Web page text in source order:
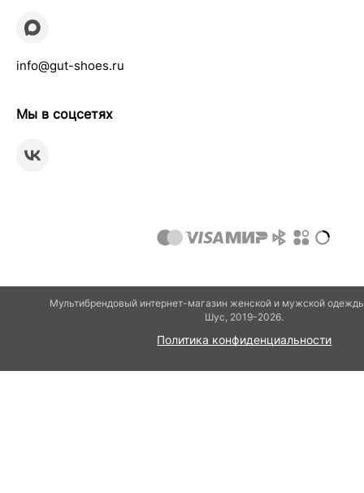
info@gut-shoes.ru
Мы в соцсетях
Мультибрендовый интернет-магазин женской и мужской
Шуc, 2019-2026.
Политика конфиденциальности